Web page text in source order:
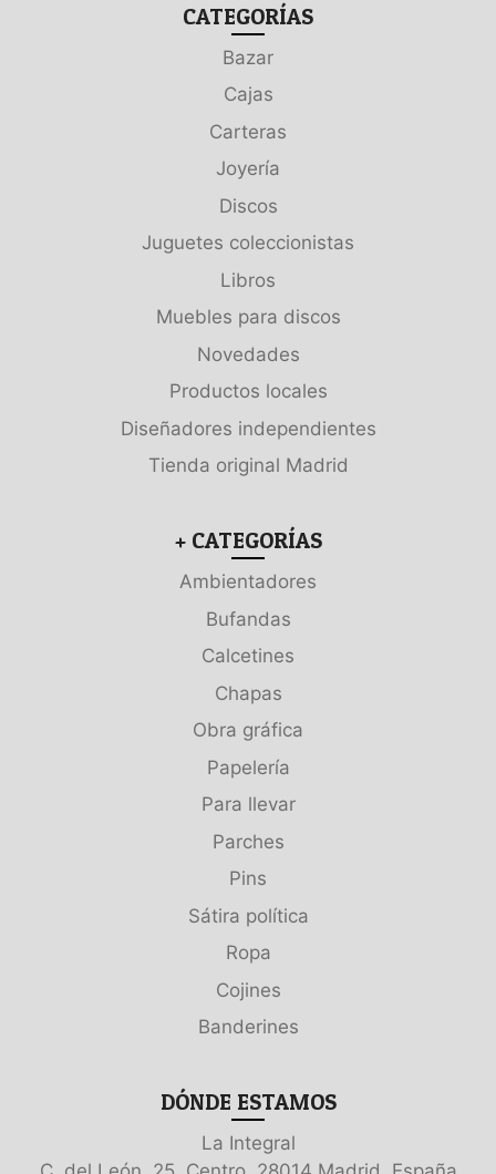
CATEGORÍAS
Bazar
Cajas
Carteras
Joyería
Discos
Juguetes coleccionistas
Libros
Muebles para discos
Novedades
Productos locales
Diseñadores independientes
Tienda original Madrid
+ CATEGORÍAS
Ambientadores
Bufandas
Calcetines
Chapas
Obra gráfica
Papelería
Para llevar
Parches
Pins
Sátira política
Ropa
Cojines
Banderines
DÓNDE ESTAMOS
La Integral